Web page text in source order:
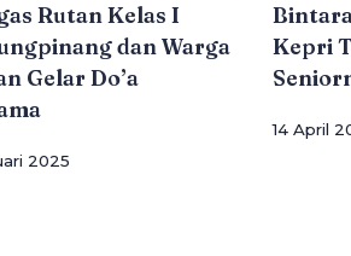
Rutan Kelas I
dan Warga
Gelar Do’a
2025
Kepri
14 April